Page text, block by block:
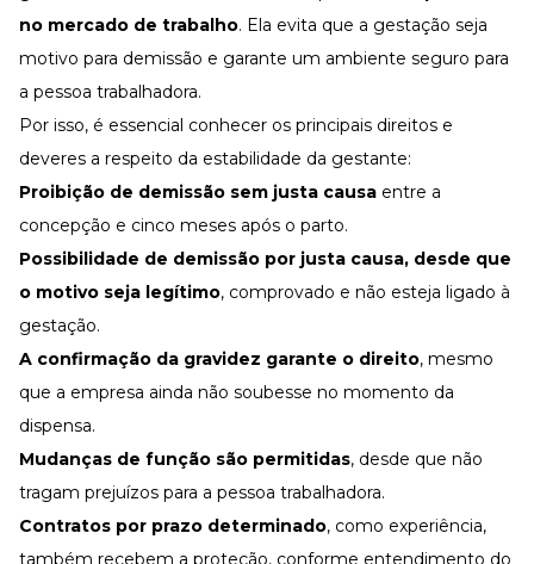
no mercado de trabalho. Ela evita que a gestação seja
motivo para demissão e garante um ambiente seguro para
a pessoa trabalhadora.
Por isso, é essencial conhecer os principais direitos e
deveres a respeito da estabilidade da gestante:
Proibição de demissão sem justa causa entre a
concepção e cinco meses após o parto.
Possibilidade de demissão por justa causa, desde que
o motivo seja legítimo, comprovado e não esteja ligado à
gestação.
A confirmação da gravidez garante o direito, mesmo
que a empresa ainda não soubesse no momento da
dispensa.
Mudanças de função são permitidas, desde que não
tragam prejuízos para a pessoa trabalhadora.
Contratos por prazo determinado, como experiência,
também recebem a proteção, conforme entendimento do